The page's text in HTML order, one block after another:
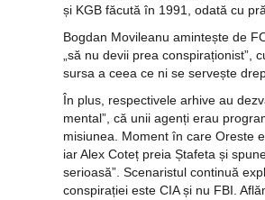
și KGB făcută în 1991, odată cu
Bogdan Movileanu amintește de
„să nu devii prea conspiraționist”,
sursa a ceea ce ni se servește
În plus, respectivele arhive au
mental”, că unii agenți erau
misiunea. Moment în care Oreste
iar Alex Coteț preia Ștafeta și
serioasă”. Scenaristul continuă
conspirației este CIA și nu FBI.